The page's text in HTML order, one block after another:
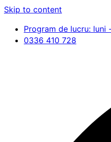
Skip to content
Program de lucru: luni
0336 410 728